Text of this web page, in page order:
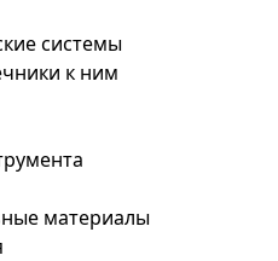
системы
к ним
материалы